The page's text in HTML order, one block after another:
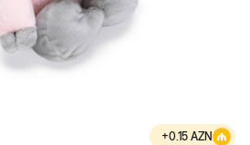
+0.15 AZN